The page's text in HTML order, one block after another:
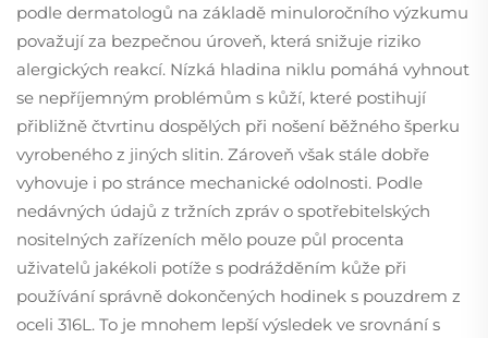
podle dermatologů na základě minuloročního výzkumu
považují za bezpečnou úroveň, která snižuje riziko
alergických reakcí. Nízká hladina niklu pomáhá vyhnout
se nepříjemným problémům s kůží, které postihují
přibližně čtvrtinu dospělých při nošení běžného šperku
vyrobeného z jiných slitin. Zároveň však stále dobře
vyhovuje i po stránce mechanické odolnosti. Podle
nedávných údajů z tržních zpráv o spotřebitelských
nositelných zařízeních mělo pouze půl procenta
uživatelů jakékoli potíže s podrážděním kůže při
používání správně dokončených hodinek s pouzdrem z
oceli 316L. To je mnohem lepší výsledek ve srovnání s